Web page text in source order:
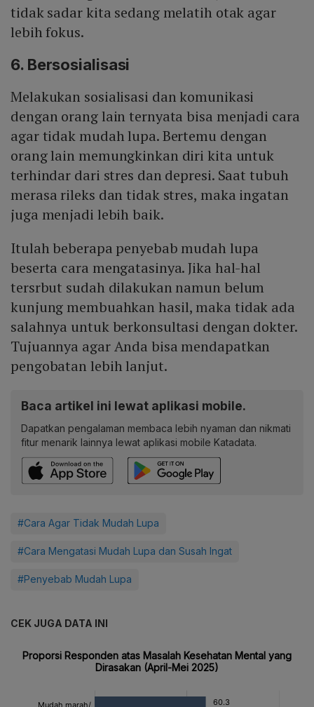
tidak sadar kita sedang melatih otak agar
lebih fokus.
6. Bersosialisasi
Melakukan sosialisasi dan komunikasi
dengan orang lain ternyata bisa menjadi cara
agar tidak mudah lupa. Bertemu dengan
orang lain memungkinkan diri kita untuk
terhindar dari stres dan depresi. Saat tubuh
merasa rileks dan tidak stres, maka ingatan
juga menjadi lebih baik.
Itulah beberapa penyebab mudah lupa
beserta cara mengatasinya. Jika hal-hal
tersrbut sudah dilakukan namun belum
kunjung membuahkan hasil, maka tidak ada
salahnya untuk berkonsultasi dengan dokter.
Tujuannya agar Anda bisa mendapatkan
pengobatan lebih lanjut.
Baca artikel ini lewat aplikasi mobile.
Dapatkan pengalaman membaca lebih nyaman dan nikmati
fitur menarik lainnya lewat aplikasi mobile Katadata.
#Cara Agar Tidak Mudah Lupa
#Cara Mengatasi Mudah Lupa dan Susah Ingat
#Penyebab Mudah Lupa
CEK JUGA DATA INI